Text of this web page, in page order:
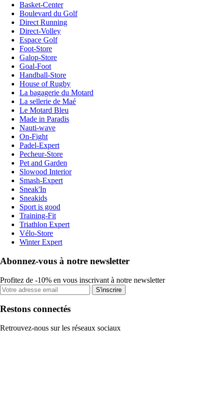
Basket-Center
Boulevard du Golf
Direct Running
Direct-Volley
Espace Golf
Foot-Store
Galop-Store
Goal-Foot
Handball-Store
House of Rugby
La bagagerie du Motard
La sellerie de Maé
Le Motard Bleu
Made in Paradis
Nauti-wave
On-Fight
Padel-Expert
Pecheur-Store
Pet and Garden
Slowood Interior
Smash-Expert
Sneak'In
Sneakids
Sport is good
Training-Fit
Triathlon Expert
Vélo-Store
Winter Expert
Abonnez-vous à notre newsletter
Profitez de -10% en vous inscrivant à notre newsletter
S'inscrire
Restons connectés
Retrouvez-nous sur les réseaux sociaux